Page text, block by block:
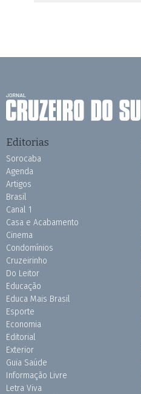
Editorias
Sorocaba
Agenda
Artigos
Brasil
Canal 1
Casa e Acabamento
Cinema
Condomínios
Cruzeirinho
Do Leitor
Educação
Educa Mais Brasil
Esporte
Economia
Editorial
Exterior
Guia Saúde
Informação Livre
Letra Viva